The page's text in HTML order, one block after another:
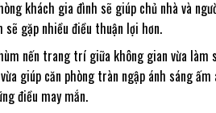
khách gia đình sẽ giúp chủ nhà và
gặp nhiều điều thuận lợi hơn.
nến trang trí giữa không gian vừa làm
giúp căn phòng tràn ngập ánh sáng
điều may mắn.